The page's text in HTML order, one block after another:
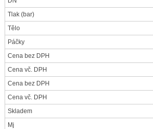
Tlak (bar)
Tělo
Páčky
Cena bez DPH
Cena vč. DPH
Cena bez DPH
Cena vč. DPH
Skladem
Mj